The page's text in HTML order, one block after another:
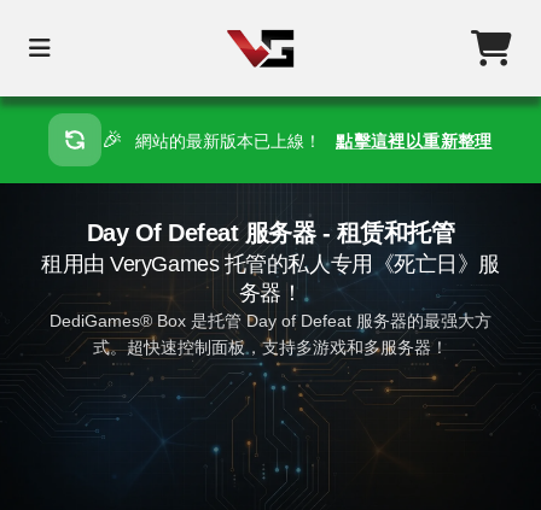
🎉 網站的最新版本已上線！ 點擊這裡以重新整理
Day Of Defeat 服务器 - 租赁和托管
租用由 VeryGames 托管的私人专用《死亡日》服
务器！
DediGames® Box 是托管 Day of Defeat 服务器的最强大方
式。超快速控制面板，支持多游戏和多服务器！